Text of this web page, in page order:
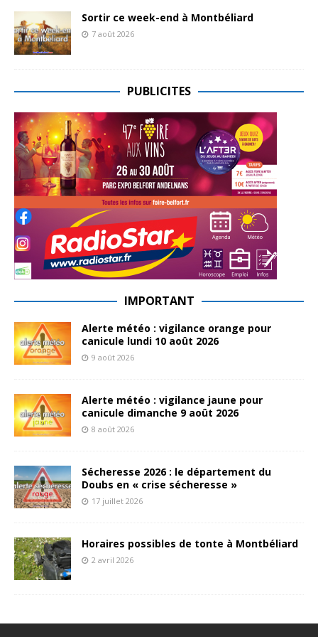
Sortir ce week-end à Montbéliard
7 août 2026
PUBLICITES
IMPORTANT
Alerte météo : vigilance orange pour
canicule lundi 10 août 2026
9 août 2026
Alerte météo : vigilance jaune pour
canicule dimanche 9 août 2026
8 août 2026
Sécheresse 2026 : le département du
Doubs en « crise sécheresse »
17 juillet 2026
Horaires possibles de tonte à Montbéliard
2 avril 2026